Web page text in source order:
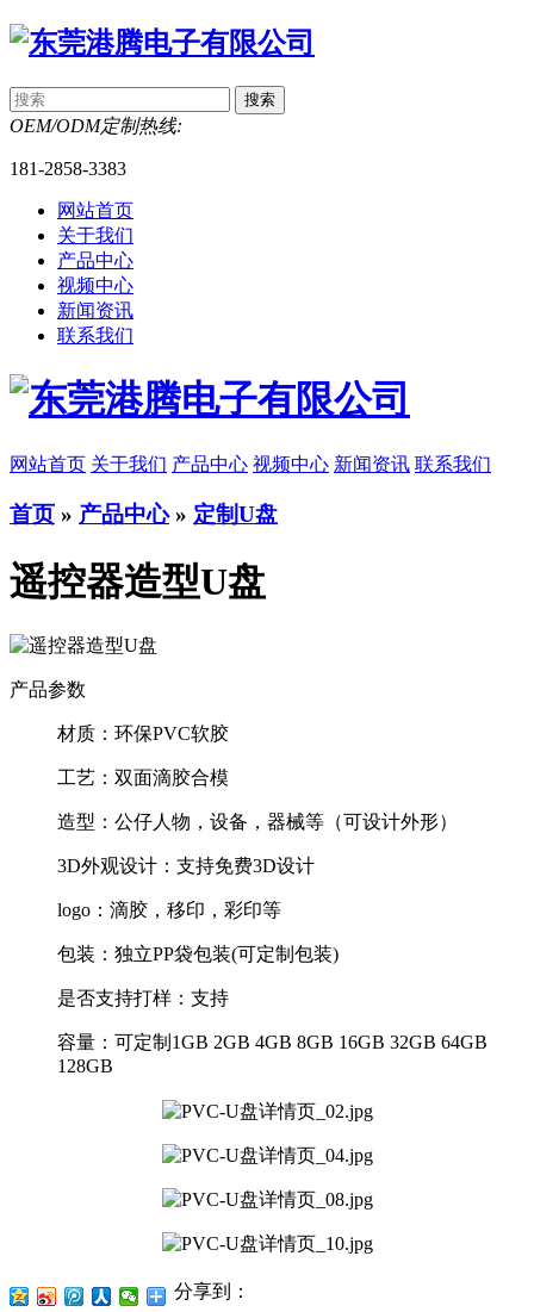
OEM/ODM定制热线:
181-2858-3383
网站首页
关于我们
产品中心
视频中心
新闻资讯
联系我们
网站首页 关于我们 产品中心 视频中心 新闻资讯 联系我们
首页 » 产品中心» 定制U盘
遥控器造型U盘
产品参数
材质： 环保PVC软胶
工艺： 双面滴胶合模
造型： 公仔人物，设备，器械等（可设计外形）
3D外观设计： 支持免费3D设计
logo： 滴胶，移印，彩印等
包装： 独立PP袋包装(可定制包装)
是否支持打样： 支持
容量： 可定制1GB 2GB 4GB 8GB 16GB 32GB 64GB
128GB
分享到：